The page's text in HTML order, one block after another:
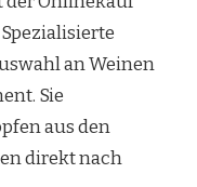
an Weinen
Sie
aus den
direkt nach